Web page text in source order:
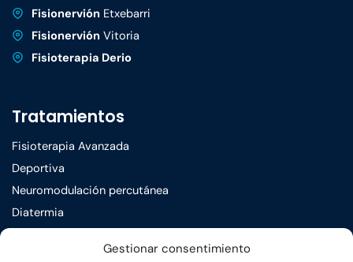
Gestionar consentimiento
FisionerviónEtxebarri
FisionerviónVitoria
Fisioterapia Derio
Tratamientos
Fisioterapia Avanzada
Deportiva
Neuromodulación percutánea
Diatermia